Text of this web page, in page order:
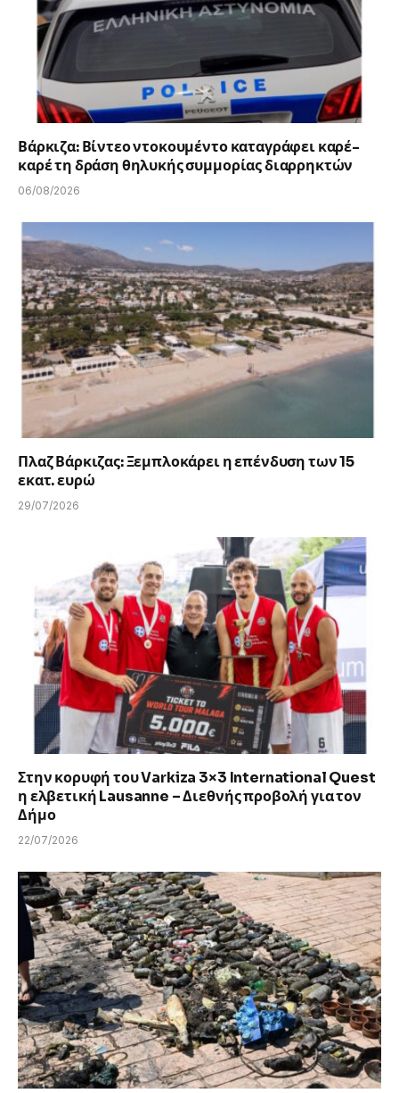
Βάρκιζα: Βίντεο ντοκουμέντο καταγράφει καρέ-
καρέ τη δράση θηλυκής συμμορίας διαρρηκτών
06/08/2026
Πλαζ Βάρκιζας: Ξεμπλοκάρει η επένδυση των 15
εκατ. ευρώ
29/07/2026
Στην κορυφή του Varkiza 3×3 International Quest
η ελβετική Lausanne – Διεθνής προβολή για τον
Δήμο
22/07/2026